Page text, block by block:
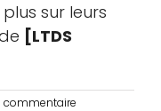
sur leurs
[LTDS
commentaire